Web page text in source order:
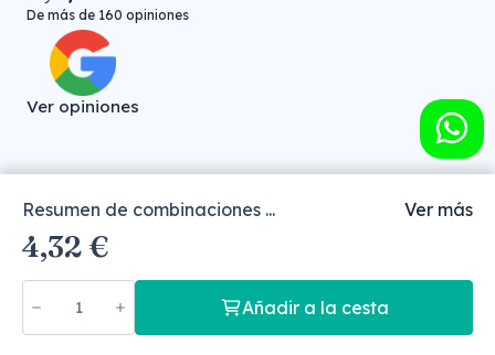
Resumen de combinaciones ... Ver más
4,32 €
Añadir a la cesta
De más de 160 opiniones
Ver opiniones
Farmacia veterinaria online © FARMA HIGIENE S.L. (CIF: B-
30706451)